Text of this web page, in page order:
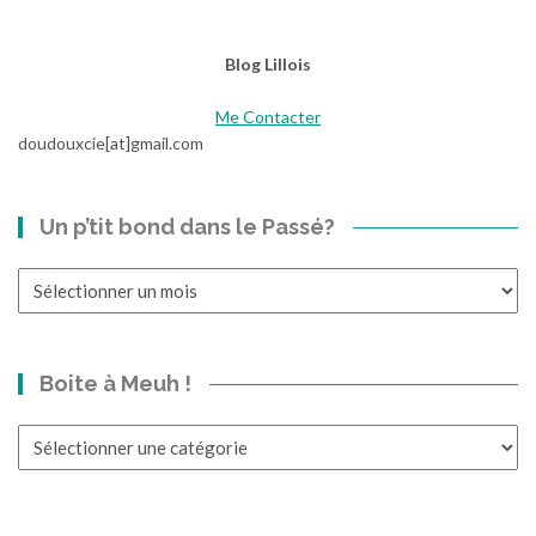
Blog Lillois
Me Contacter
doudouxcie[at]gmail.com
Un p’tit bond dans le Passé?
Boite à Meuh !